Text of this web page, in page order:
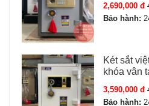
2,690,000 đ
Bảo hành:
Két sắt
khóa vân
3,590,000 đ
Bảo hành: